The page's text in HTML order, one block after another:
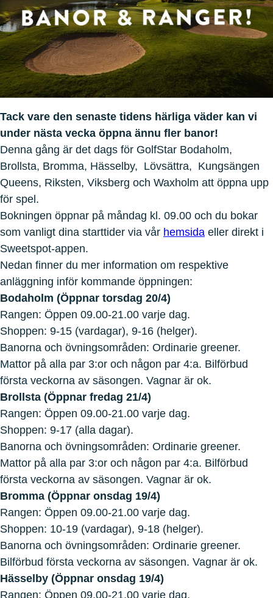
Tack vare den senaste tidens härliga väder kan vi
under nästa vecka öppna ännu fler banor!
Denna gång är det dags för GolfStar Bodaholm,
Brollsta, Bromma, Hässelby, Lövsättra, Kungsängen
Queens, Riksten, Viksberg och Waxholm att öppna upp
för spel.
Bokningen öppnar på måndag kl. 09.00 och du bokar
som vanligt dina starttider via vår hemsida eller direkt i
Sweetspot-appen.
Nedan finner du mer information om respektive
anläggning inför kommande öppningen:
Bodaholm (Öppnar torsdag 20/4)
Rangen: Öppen 09.00-21.00 varje dag.
Shoppen: 9-15 (vardagar), 9-16 (helger).
Banorna och övningsområden: Ordinarie greener.
Mattor på alla par 3:or och någon par 4:a. Bilförbud
första veckorna av säsongen. Vagnar är ok.
Brollsta (Öppnar fredag 21/4)
Rangen: Öppen 09.00-21.00 varje dag.
Shoppen: 9-17 (alla dagar).
Banorna och övningsområden: Ordinarie greener.
Mattor på alla par 3:or och någon par 4:a. Bilförbud
första veckorna av säsongen. Vagnar är ok.
Bromma (Öppnar onsdag 19/4)
Rangen: Öppen 09.00-21.00 varje dag.
Shoppen: 10-19 (vardagar), 9-18 (helger).
Banorna och övningsområden: Ordinarie greener.
Bilförbud första veckorna av säsongen. Vagnar är ok.
Hässelby (Öppnar onsdag 19/4)
Rangen: Öppen 09.00-21.00 varje dag.